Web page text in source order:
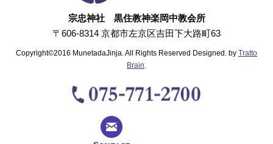
宗忠神社 黒住教神楽岡中教会所
〒606-8314 京都市左京区吉田下大路町63
Copyright©2016 MunetadaJinja. All Rights Reserved Designed. by Tratto
Brain